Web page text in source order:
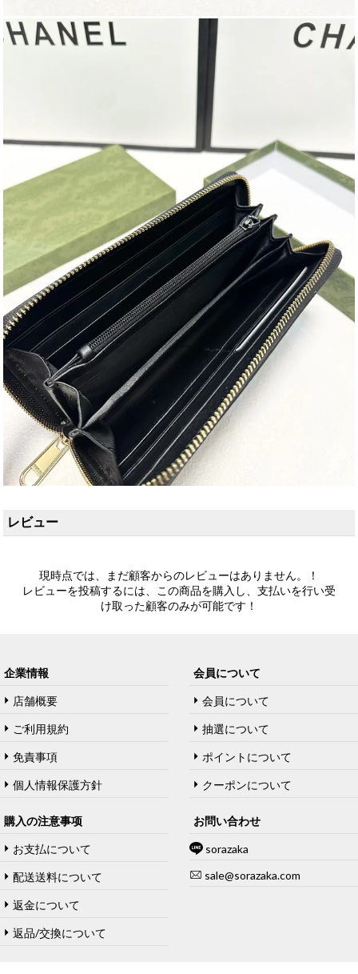
レビュー
現時点では、まだ顧客からのレビューはありません。！
レビューを投稿するには、この商品を購入し、支払いを行い受
け取った顧客のみが可能です！
企業情報
店舗概要
ご利用規約
免責事項
個人情報保護方針
会員について
会員について
抽選について
ポイントについて
クーポンについて
購入の注意事项
お支払について
配送送料について
返金について
返品/交換について
お問い合わせ
sorazaka
sale@sorazaka.com